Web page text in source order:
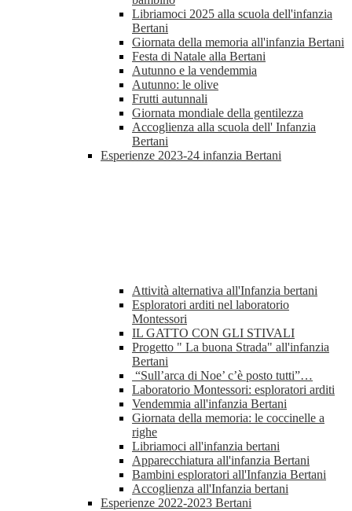
Libriamoci 2025 alla scuola dell'infanzia
Bertani
Giornata della memoria all'infanzia Bertani
Festa di Natale alla Bertani
Autunno e la vendemmia
Autunno: le olive
Frutti autunnali
Giornata mondiale della gentilezza
Accoglienza alla scuola dell' Infanzia
Bertani
Esperienze 2023-24 infanzia Bertani
Attività alternativa all'Infanzia bertani
Esploratori arditi nel laboratorio
Montessori
IL GATTO CON GLI STIVALI
Progetto " La buona Strada" all'infanzia
Bertani
“Sull’arca di Noe’ c’è posto tutti”…
Laboratorio Montessori: esploratori arditi
Vendemmia all'infanzia Bertani
Giornata della memoria: le coccinelle a
righe
Libriamoci all'infanzia bertani
Apparecchiatura all'infanzia Bertani
Bambini esploratori all'Infanzia Bertani
Accoglienza all'Infanzia bertani
Esperienze 2022-2023 Bertani